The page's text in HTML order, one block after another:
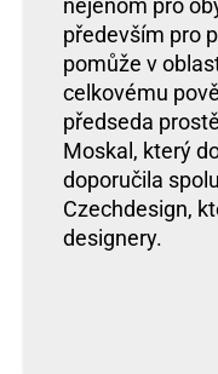
nejenom pro
především pro
pomůže v
celkovému
předseda
Moskal, který
doporučila
Czechdesign,
designery.